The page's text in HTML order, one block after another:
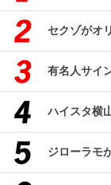
セクゾがオ
有名人サイ
ハイスタ横
ジローラモ